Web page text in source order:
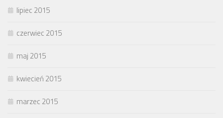
lipiec 2015
czerwiec 2015
maj 2015
kwiecień 2015
marzec 2015